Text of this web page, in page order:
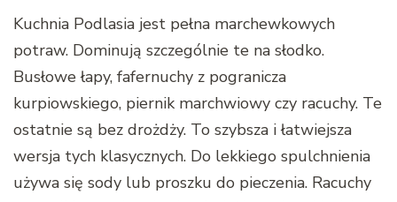
Kuchnia Podlasia jest pełna marchewkowych
potraw. Dominują szczególnie te na słodko.
Busłowe łapy, fafernuchy z pogranicza
kurpiowskiego, piernik marchwiowy czy racuchy. Te
ostatnie są bez drożdży. To szybsza i łatwiejsza
wersja tych klasycznych. Do lekkiego spulchnienia
używa się sody lub proszku do pieczenia. Racuchy